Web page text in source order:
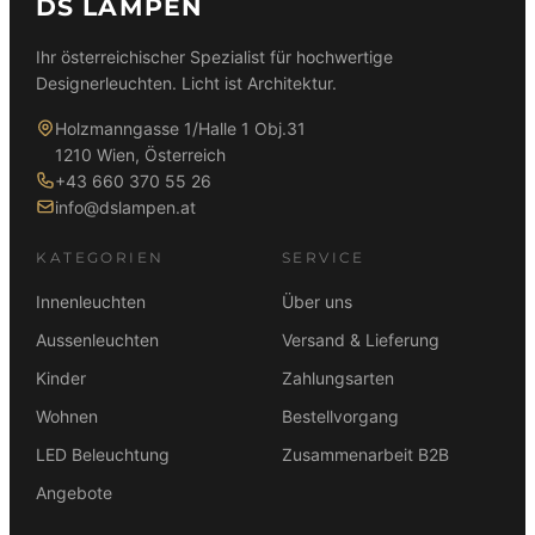
DS LAMPEN
Ihr österreichischer Spezialist für hochwertige
Designerleuchten. Licht ist Architektur.
Holzmanngasse 1/Halle 1 Obj.31
1210 Wien, Österreich
+43 660 370 55 26
info@dslampen.at
KATEGORIEN
Innenleuchten
Aussenleuchten
Kinder
Wohnen
LED Beleuchtung
Angebote
SERVICE
Über uns
Versand & Lieferung
Zahlungsarten
Bestellvorgang
Zusammenarbeit B2B